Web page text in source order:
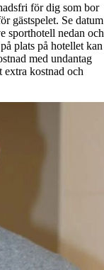
för dig som bor
gästspelet. Se datum
sporthotell nedan och
plats på hotellet kan
med undantag
extra kostnad och